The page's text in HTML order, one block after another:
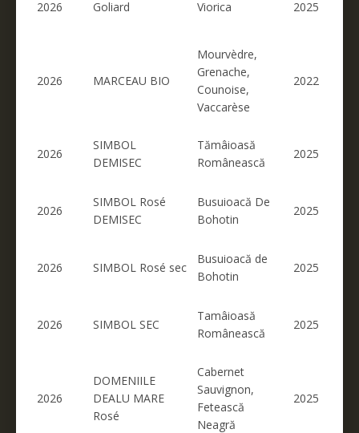
2026 Goliard Viorica 2025
2026 MARCEAU BIO
Mourvèdre,
Grenache,
Counoise,
Vaccarèse
2022
2026
SIMBOL
DEMISEC
Tămâioasă
Românească
2025
2026
SIMBOL Rosé
DEMISEC
Busuioacă De
Bohotin
2025
2026 SIMBOL Rosé sec
Busuioacă de
Bohotin
2025
2026 SIMBOL SEC
Tamâioasă
Românească
2025
2026
DOMENIILE
DEALU MARE
Rosé
Cabernet
Sauvignon,
Fetească
Neagră
2025